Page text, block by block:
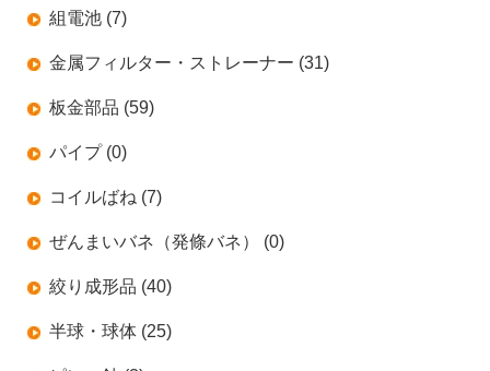
組電池 (7)
金属フィルター・ストレーナー (31)
板金部品 (59)
パイプ (0)
コイルばね (7)
ぜんまいバネ（発條バネ） (0)
絞り成形品 (40)
半球・球体 (25)